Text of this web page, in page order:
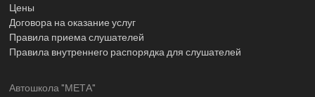
Цены
Договора на оказание услуг
Правила приема слушателей
Правила внутреннего распорядка для слушателей
Автошкола "МЕТА"